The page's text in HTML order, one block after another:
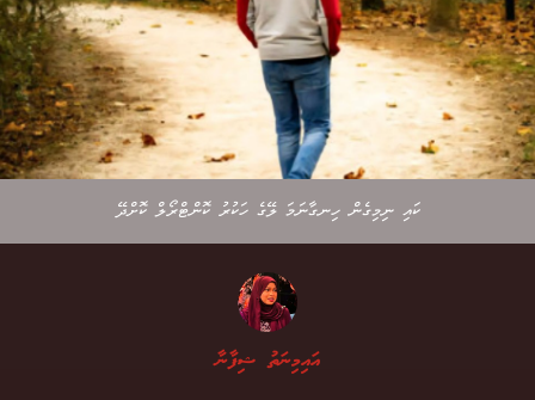
ކައި ނިމިގެން ހިނގާނަމަ ލޭގެ ހަކުރު ކޮންޓްރޯލް ކޮށްދޭ
އައިމިނަތު ޝިފާނާ